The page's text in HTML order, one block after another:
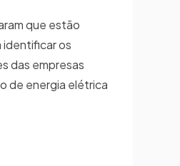
que estão
identificar os
das empresas
de energia elétrica